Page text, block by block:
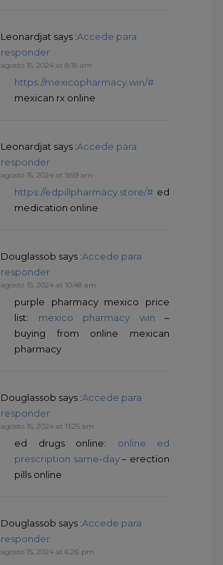
Leonardjat says :Accede para
responder
agosto 15, 2024 at 8:18 am
https://mexicopharmacy.win/#
mexican rx online
Leonardjat says :Accede para
responder
agosto 15, 2024 at 9:59 am
https://edpillpharmacy.store/# ed
medication online
Douglassob says :Accede para
responder
agosto 15, 2024 at 10:48 am
purple pharmacy mexico price
list: mexico pharmacy win –
buying from online mexican
pharmacy
Douglassob says :Accede para
responder
agosto 15, 2024 at 11:25 am
ed drugs online: online ed
prescription same-day– erection
pills online
Douglassob says :Accede para
responder
agosto 15, 2024 at 6:26 pm